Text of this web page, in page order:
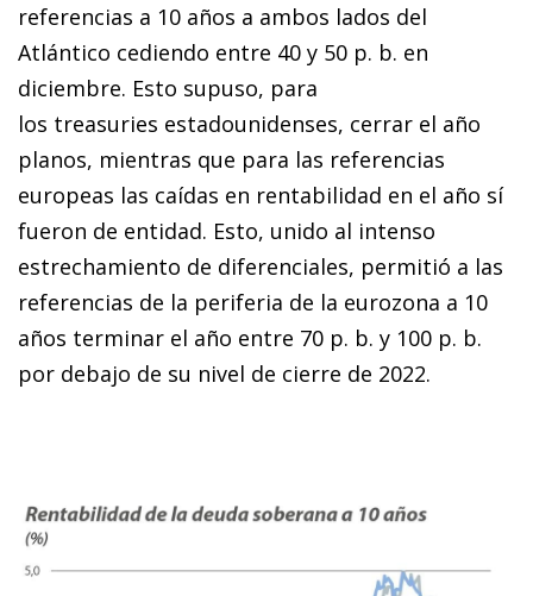
referencias a 10 años a ambos lados del
Atlántico cediendo entre 40 y 50 p. b. en
diciembre. Esto supuso, para
los treasuries estadounidenses, cerrar el año
planos, mientras que para las referencias
europeas las caídas en rentabilidad en el año sí
fueron de entidad. Esto, unido al in­­tenso
estrechamiento de diferenciales, permitió a las
referencias de la periferia de la eurozona a 10
años terminar el año entre 70 p. b. y 100 p. b.
por debajo de su nivel de cierre de 2022.